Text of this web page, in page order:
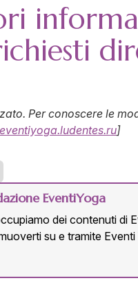
Per conoscere le
]
EventiYoga
dei contenuti di
su e tramite